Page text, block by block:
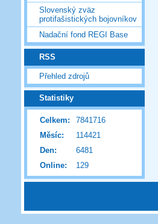
Slovenský zväz
protifašistických bojovníkov
Nadační fond REGI Base
RSS
Přehled zdrojů
Statistiky
Online: 129
Celkem:
7841716
Měsíc:
114421
Den:
6481